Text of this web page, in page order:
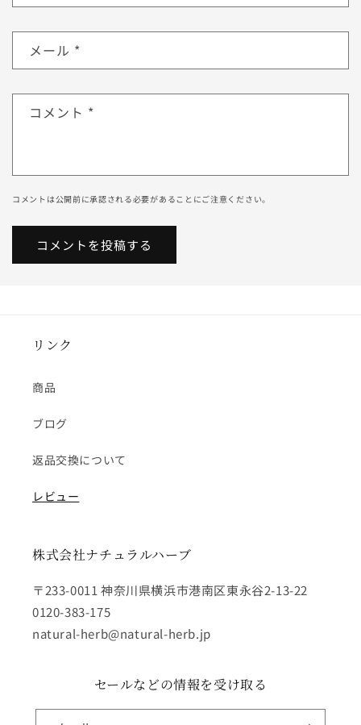
メール *
コメント *
コメントは公開前に承認される必要があることにご注意ください。
リンク
商品
ブログ
返品交換について
レビュー
株式会社ナチュラルハーブ
〒233-0011 神奈川県横浜市港南区東永谷2-13-22
0120-383-175
natural-herb@natural-herb.jp
セールなどの情報を受け取る